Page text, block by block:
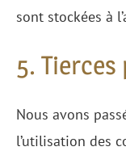
sont stockées à
5.
Nous avons
l’utilisation des